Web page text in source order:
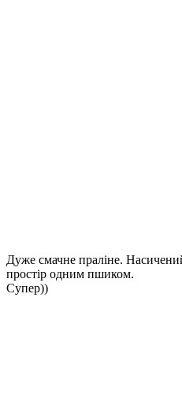
Дуже смачне праліне.
простір одним пшиком.
Супер))